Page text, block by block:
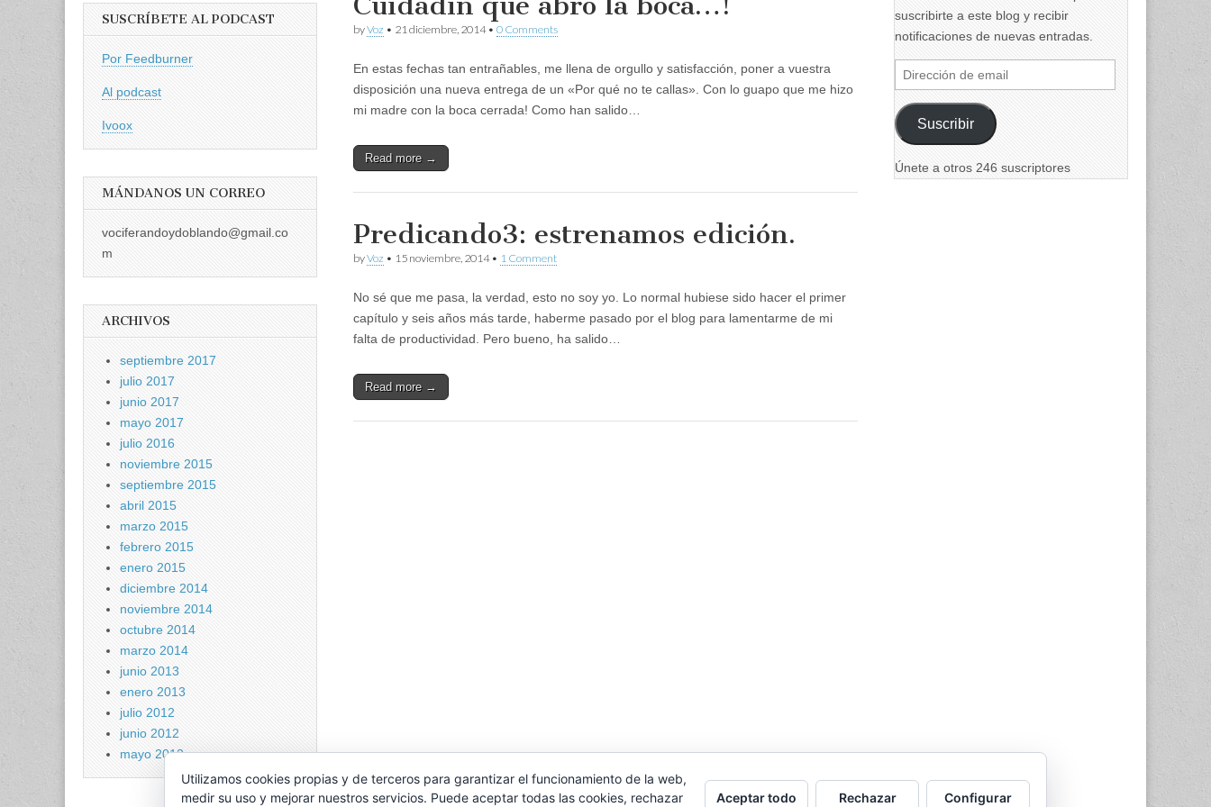
byVoz • 21 diciembre, 2014• 0 Comments
En estas fechas tan entrañables, me llena de orgullo y satisfacción, poner a vuestra
disposición una nueva entrega de un «Por qué no te callas». Con lo guapo que me hizo
mi madre con la boca cerrada! Como han salido…
Read more →
Predicando3: estrenamos edición.
byVoz • 15 noviembre, 2014• 1 Comment
No sé que me pasa, la verdad, esto no soy yo. Lo normal hubiese sido hacer el primer
capítulo y seis años más tarde, haberme pasado por el blog para lamentarme de mi
falta de productividad. Pero bueno, ha salido…
Read more →
SUSCRÍBETE AL PODCAST
Por Feedburner
Al podcast
Ivoox
MÁNDANOS UN CORREO
vociferandoydoblando@gmail.co
m
ARCHIVOS
septiembre 2017
julio 2017
junio 2017
mayo 2017
julio 2016
noviembre 2015
septiembre 2015
abril 2015
marzo 2015
febrero 2015
enero 2015
diciembre 2014
noviembre 2014
octubre 2014
marzo 2014
junio 2013
enero 2013
julio 2012
junio 2012
mayo 2012
suscribirte a este blog y recibir
notificaciones de nuevas entradas.
Dirección
de
email
Suscribir
Únete a otros 246 suscriptores
Utilizamos cookies propias y de terceros para garantizar el funcionamiento de la web,
medir su uso y mejorar nuestros servicios. Puede aceptar todas las cookies, rechazar
Aceptar todo Rechazar Configurar